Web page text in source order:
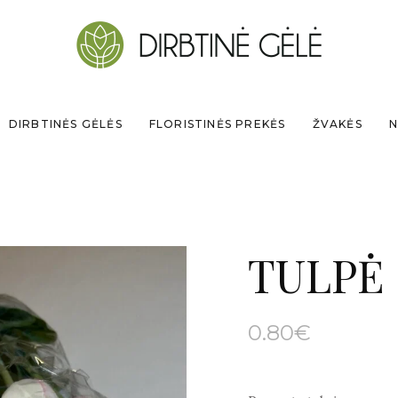
DIRBTINĖS GĖLĖS FLORISTINĖS PREKĖS ŽVAKĖS
TULPĖ
0.80€